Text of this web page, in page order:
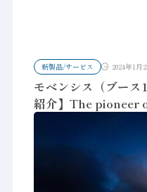
新製品/サービス 2024年1月
モベンシス（ブー
紹介】The pioneer